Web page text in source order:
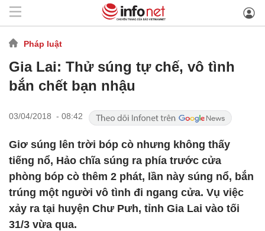
Pháp luật
Gia Lai: Thử súng tự chế, vô tình
bắn chết bạn nhậu
03/04/2018 - 08:42
Giơ súng lên trời bóp cò nhưng không thấy
tiếng nổ, Hảo chĩa súng ra phía trước cửa
phòng bóp cò thêm 2 phát, lần này súng nổ, bắn
trúng một người vô tình đi ngang cửa. Vụ việc
xảy ra tại huyện Chư Pưh, tỉnh Gia Lai vào tối
31/3 vừa qua.